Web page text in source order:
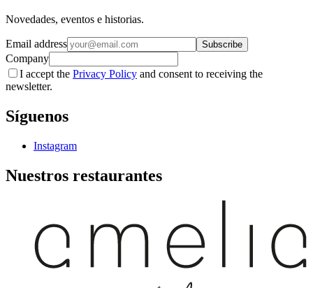
Novedades, eventos e historias.
Email address Subscribe
Company
I accept the Privacy Policy and consent to receiving the
newsletter.
Síguenos
Instagram
Nuestros restaurantes